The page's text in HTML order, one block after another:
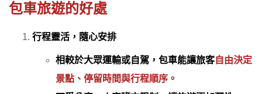
包車旅遊的好處
行程靈活，隨心安排
相較於大眾運輸或自駕，包車能讓旅客自由決定
景點、停留時間與行程順序。